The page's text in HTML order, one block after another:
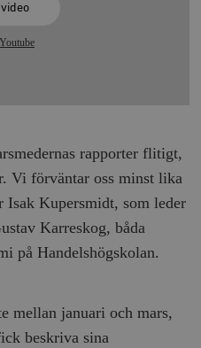
rapporter flitigt,
Vi förväntar oss minst lika
Isak Kupersmidt, som leder
Karreskog, båda
på Handelshögskolan.
mellan januari och mars,
beskriva sina